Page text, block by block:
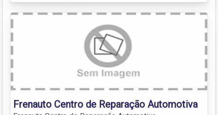
Frenauto Centro de Reparação Automotiva